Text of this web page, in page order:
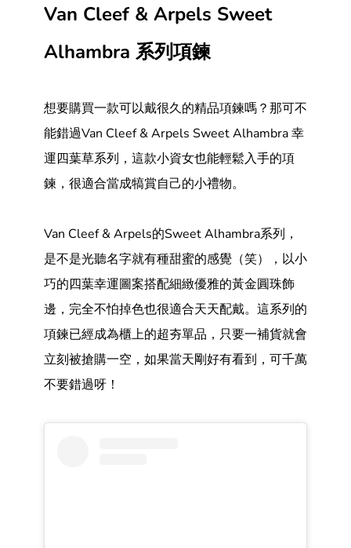
Van Cleef & Arpels Sweet
Alhambra 系列項鍊
想要購買一款可以戴很久的精品項鍊嗎？那可不
能錯過Van Cleef & Arpels Sweet Alhambra 幸
運四葉草系列，這款小資女也能輕鬆入手的項
鍊，很適合當成犒賞自己的小禮物。
Van Cleef & Arpels的Sweet Alhambra系列，
是不是光聽名字就有種甜蜜的感覺（笑），以小
巧的四葉幸運圖案搭配細緻優雅的黃金圓珠飾
邊，完全不怕掉色也很適合天天配戴。這系列的
項鍊已經成為櫃上的超夯單品，只要一補貨就會
立刻被搶購一空，如果當天剛好有看到，可千萬
不要錯過呀！